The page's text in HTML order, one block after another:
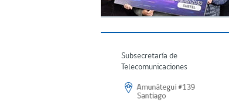
Subsecretaría de
Telecomunicaciones